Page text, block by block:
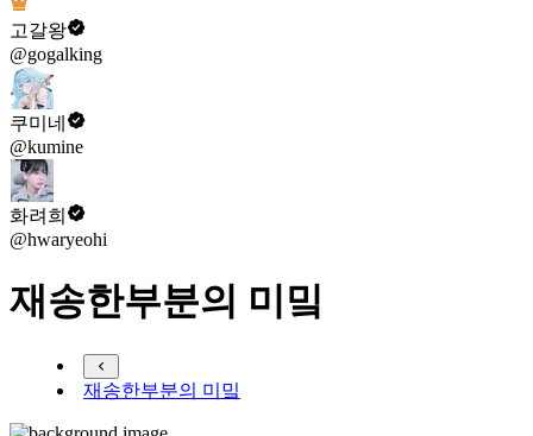
고갈왕
@gogalking
쿠미네
@kumine
화려희
@hwaryeohi
재송한부분의 미밐
재송한부분의 미밐